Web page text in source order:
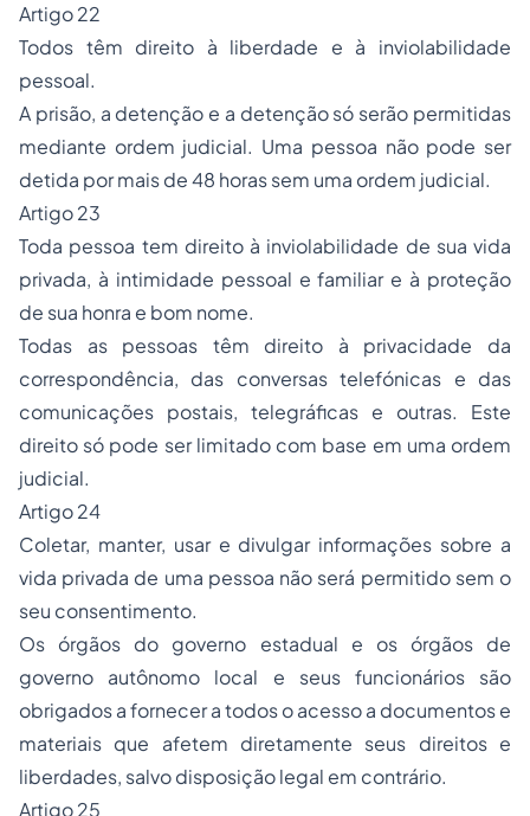
Artigo 22
Todos têm direito à liberdade e à inviolabilidade
pessoal.
A prisão, a detenção e a detenção só serão permitidas
mediante ordem judicial. Uma pessoa não pode ser
detida por mais de 48 horas sem uma ordem judicial.
Artigo 23
Toda pessoa tem direito à inviolabilidade de sua vida
privada, à intimidade pessoal e familiar e à proteção
de sua honra e bom nome.
Todas as pessoas têm direito à privacidade da
correspondência, das conversas telefónicas e das
comunicações postais, telegráficas e outras. Este
direito só pode ser limitado com base em uma ordem
judicial.
Artigo 24
Coletar, manter, usar e divulgar informações sobre a
vida privada de uma pessoa não será permitido sem o
seu consentimento.
Os órgãos do governo estadual e os órgãos de
governo autônomo local e seus funcionários são
obrigados a fornecer a todos o acesso a documentos e
materiais que afetem diretamente seus direitos e
liberdades, salvo disposição legal em contrário.
Artigo 25